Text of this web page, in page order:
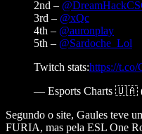
2nd –
3rd – @xQc
4th – @auronplay
5th – @Sardoche_Lol
Twitch stats:https://t.co/
— Esports Charts 🇺🇦
Segundo o site, Gaules teve
FURIA, mas pela ESL One